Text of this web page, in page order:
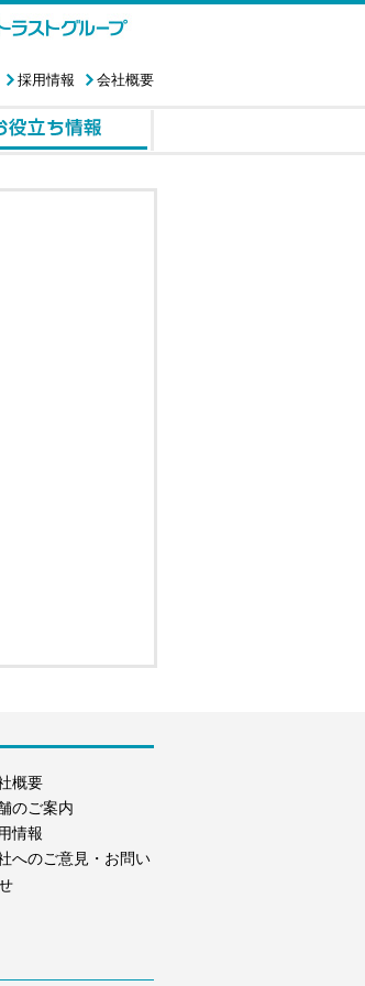
会社概要
採用情報
概要
のご案内
情報
へのご意見・お問い